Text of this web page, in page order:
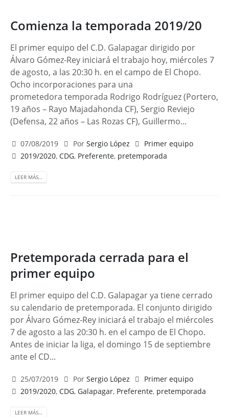
Comienza la temporada 2019/20
El primer equipo del C.D. Galapagar dirigido por
Álvaro Gómez-Rey iniciará el trabajo hoy, miércoles 7
de agosto, a las 20:30 h. en el campo de El Chopo.
Ocho incorporaciones para una
prometedora temporada Rodrigo Rodríguez (Portero,
19 años – Rayo Majadahonda CF), Sergio Reviejo
(Defensa, 22 años – Las Rozas CF), Guillermo...
07/08/2019 Por Sergio López
Primer equipo
2019/2020,CDG, Preferente, pretemporada
LEER MÁS…
Pretemporada cerrada para el
primer equipo
El primer equipo del C.D. Galapagar ya tiene cerrado
su calendario de pretemporada. El conjunto dirigido
por Álvaro Gómez-Rey iniciará el trabajo el miércoles
7 de agosto a las 20:30 h. en el campo de El Chopo.
Antes de iniciar la liga, el domingo 15 de septiembre
ante el CD...
25/07/2019 Por Sergio López
Primer equipo
2019/2020,CDG,Galapagar, Preferente, pretemporada
LEER MÁS…